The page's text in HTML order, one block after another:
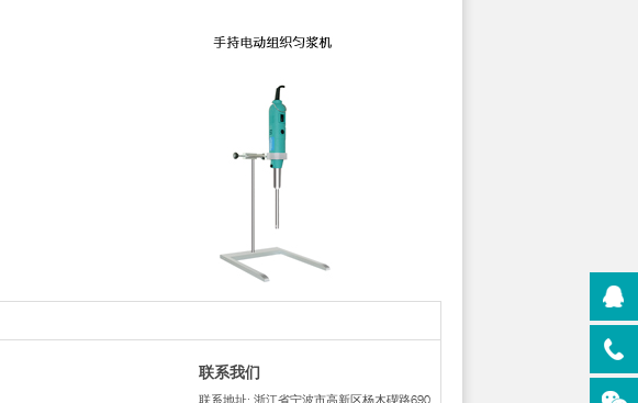
联系我们
联系地址: 浙江省宁波市高新区杨木碶路690